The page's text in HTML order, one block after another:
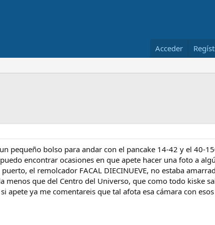
Acceder
pequeño bolso para andar con el pancake 14-42 y el 40-
encontrar ocasiones en que apete hacer una foto a
el remolcador FACAL DIECINUEVE, no estaba
que del Centro del Universo, que como todo kiske
ya me comentareis que tal afota esa cámara con